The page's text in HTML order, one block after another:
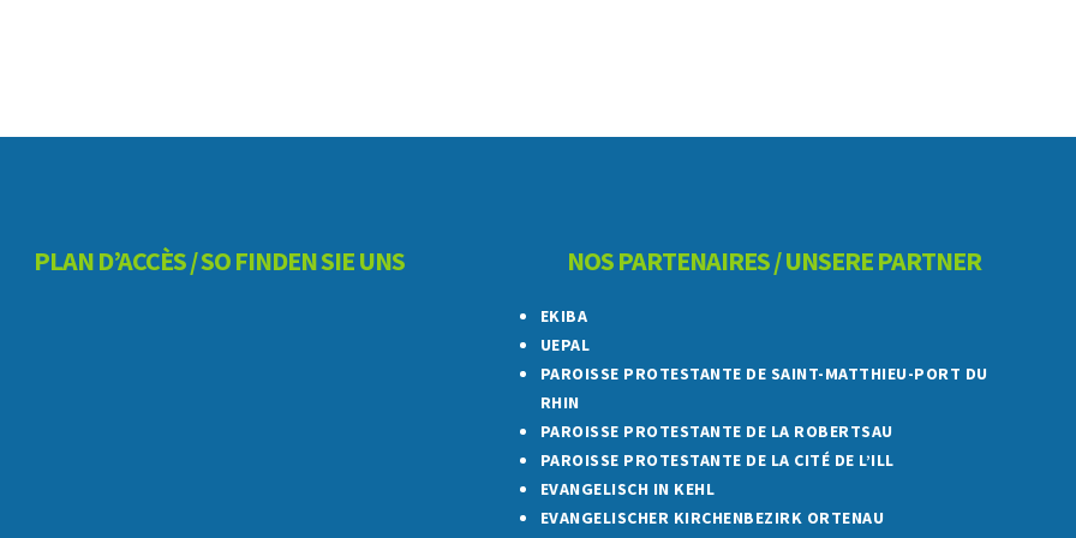
PLAN D’ACCÈS / SO FINDEN SIE UNS NOS PARTENAIRES / UNSERE PARTNER
EKIBA
UEPAL
PAROISSE PROTESTANTE DE SAINT-MATTHIEU-PORT DU
RHIN
PAROISSE PROTESTANTE DE LA ROBERTSAU
PAROISSE PROTESTANTE DE LA CITÉ DE L’ILL
EVANGELISCH IN KEHL
EVANGELISCHER KIRCHENBEZIRK ORTENAU